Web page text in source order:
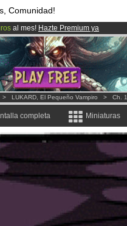
Comunidad!
al mes! Hazte Premium ya
lanzado!.
Cómics y Mangas!.
> LUKARD, El Pequeño Vampiro > Ch. 1
completa Miniaturas